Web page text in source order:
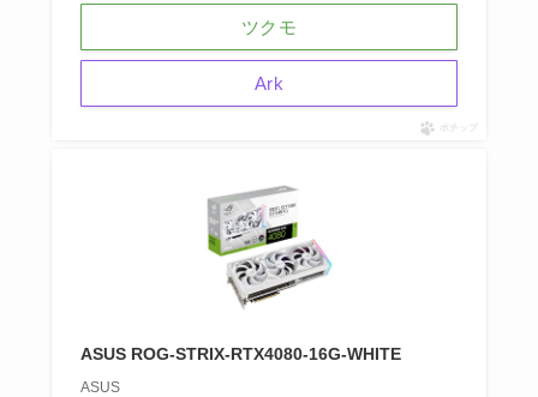
ツクモ
Ark
ポチップ
ASUS ROG-STRIX-RTX4080-16G-WHITE
ASUS